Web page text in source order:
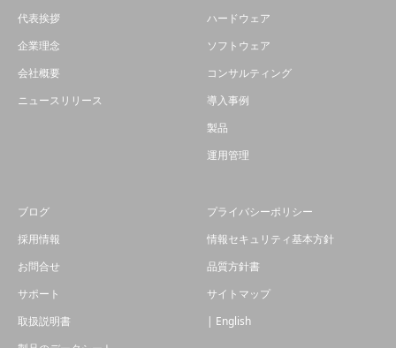
代表挨拶
企業理念
会社概要
ニュースリリース
ハードウェア
ソフトウェア
コンサルティング
導入事例
製品
運用管理
ブログ
採用情報
お問合せ
サポート
取扱説明書
プライバシーポリシー
情報セキュリティ基本方針
品質方針書
サイトマップ
| English